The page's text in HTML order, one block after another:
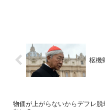
枢機
物価が上がらないからデフレ脱